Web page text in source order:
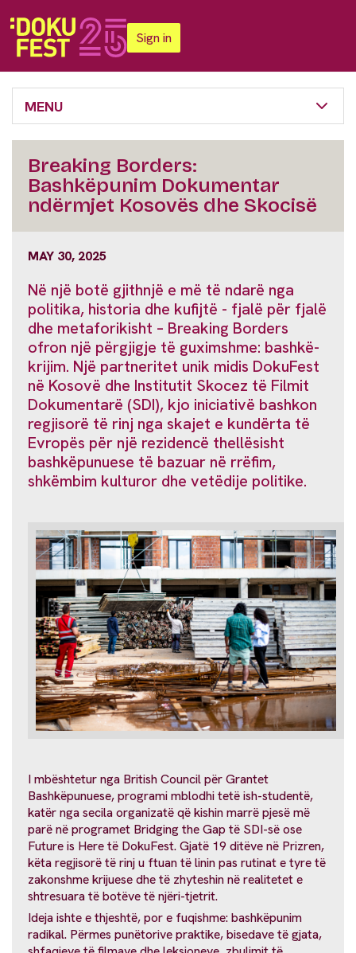
Sign in
MENU
Breaking Borders:
Bashkëpunim Dokumentar
ndërmjet Kosovës dhe Skocisë
MAY 30, 2025
Në një botë gjithnjë e më të ndarë nga
politika, historia dhe kufijtë - fjalë për fjalë
dhe metaforikisht – Breaking Borders
ofron një përgjigje të guximshme: bashkë-
krijim. Një partneritet unik midis DokuFest
në Kosovë dhe Institutit Skocez të Filmit
Dokumentarë (SDI), kjo iniciativë bashkon
regjisorë të rinj nga skajet e kundërta të
Evropës për një rezidencë thellësisht
bashkëpunuese të bazuar në rrëfim,
shkëmbim kulturor dhe vetëdije politike.
I mbështetur nga British Council për Grantet
Bashkëpunuese, programi mblodhi tetë ish-studentë,
katër nga secila organizatë që kishin marrë pjesë më
parë në programet Bridging the Gap të SDI-së ose
Future is Here të DokuFest. Gjatë 19 ditëve në Prizren,
këta regjisorë të rinj u ftuan të linin pas rutinat e tyre të
zakonshme krijuese dhe të zhyteshin në realitetet e
shtresuara të botëve të njëri-tjetrit.
Ideja ishte e thjeshtë, por e fuqishme: bashkëpunim
radikal. Përmes punëtorive praktike, bisedave të gjata,